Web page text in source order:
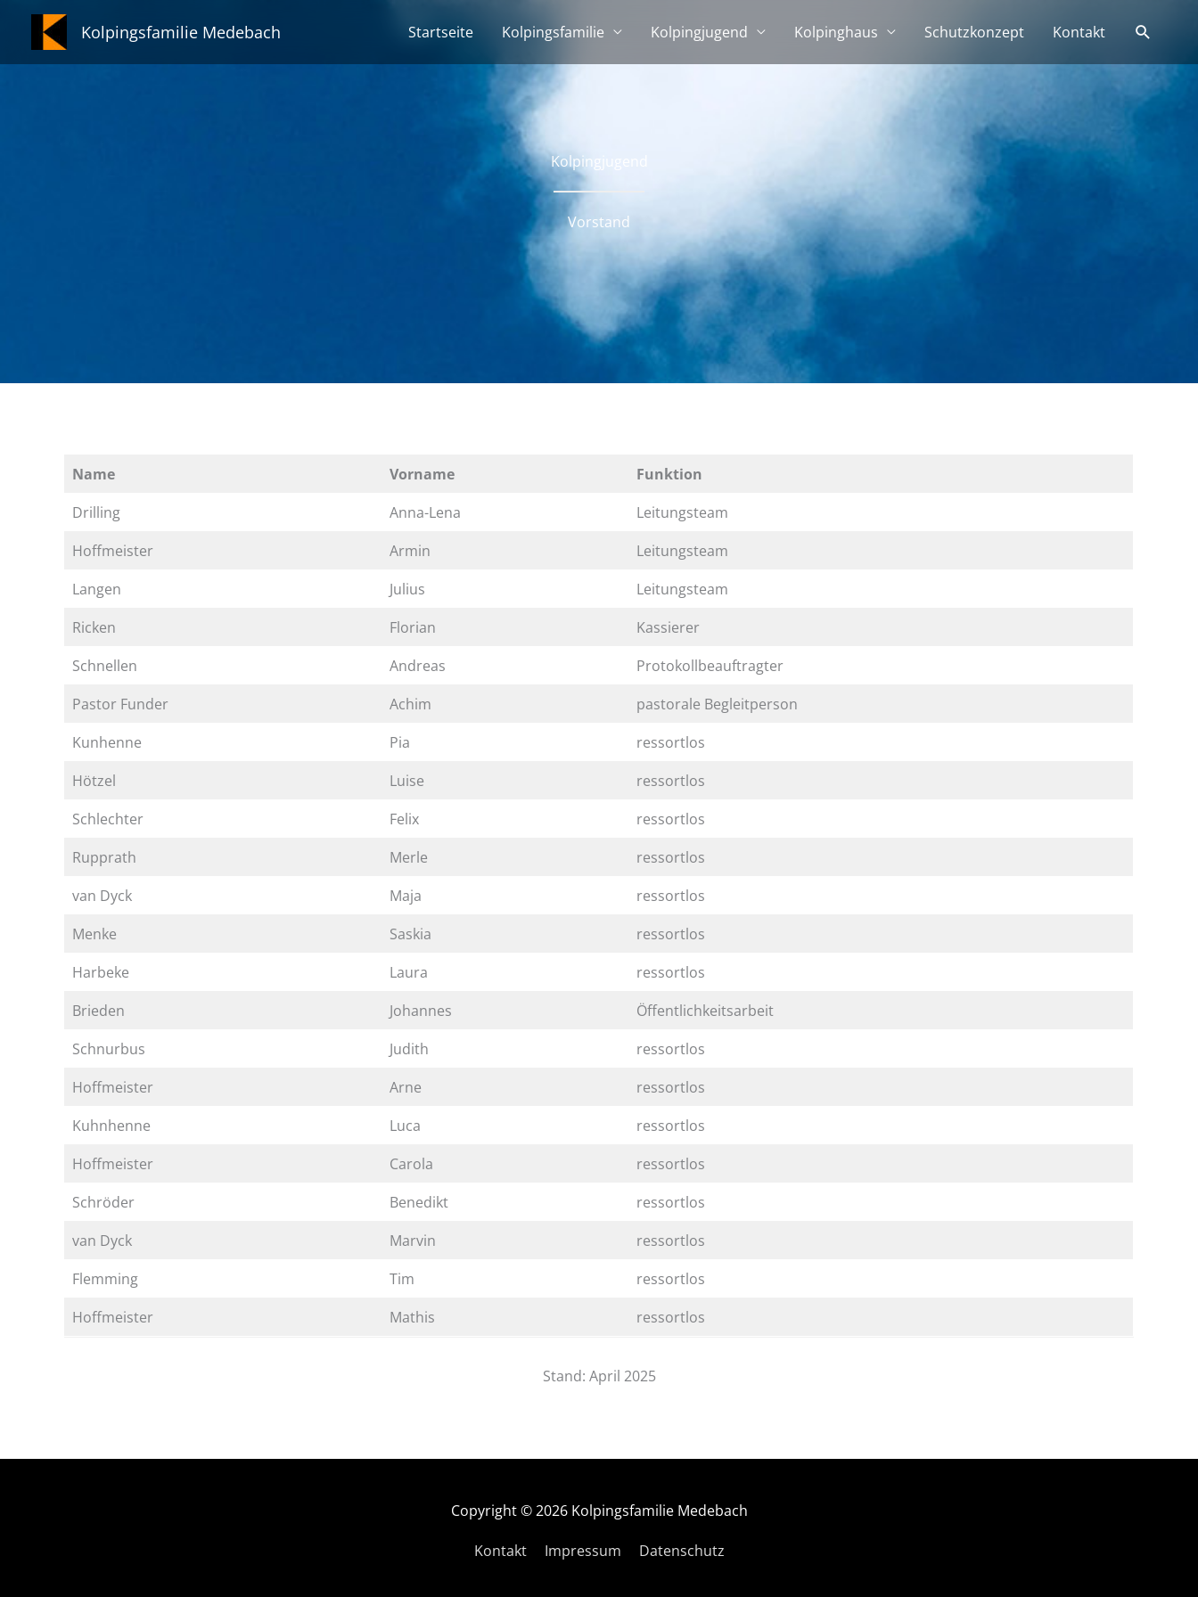
Kolpingsfamilie Medebach Startseite Kolpingsfamilie Kolpingjugend Kolpinghaus Schutzkonzept Kontakt Suchen
Kolpingjugend
Vorstand
Name Vorname
Funktion
Drilling
Anna-Lena
Leitungsteam
Hoffmeister
Armin
Leitungsteam
Langen
Julius
Leitungsteam
Ricken
Florian
Kassierer
Schnellen
Andreas
Protokollbeauftragter
Pastor Funder
Achim
pastorale Begleitperson
Kunhenne
Pia
ressortlos
Hötzel
Luise
ressortlos
Schlechter
Felix
ressortlos
Rupprath
Merle
ressortlos
van Dyck
Maja
ressortlos
Menke
Saskia
ressortlos
Harbeke
Laura
ressortlos
Brieden
Johannes
Öffentlichkeitsarbeit
Schnurbus
Judith
ressortlos
Hoffmeister
Arne
ressortlos
Kuhnhenne
Luca
ressortlos
Hoffmeister
Carola
ressortlos
Schröder
Benedikt
ressortlos
van Dyck
Marvin
ressortlos
Flemming
Tim
ressortlos
Hoffmeister
Mathis ressortlos
Stand: April 2025
Copyright © 2026 Kolpingsfamilie Medebach
Kontakt Impressum Datenschutz